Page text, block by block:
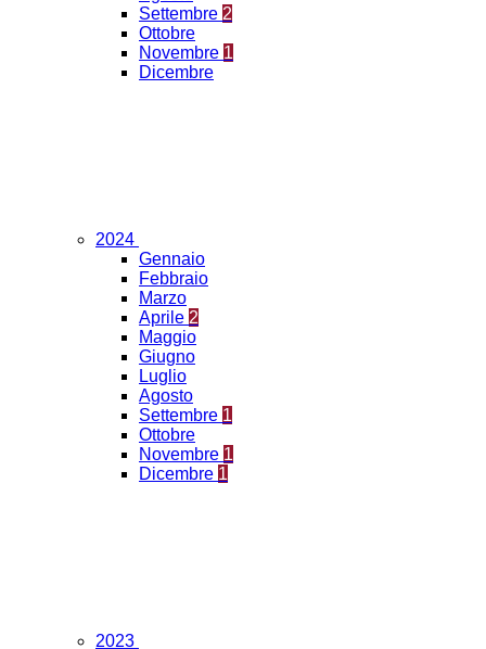
Settembre 2
Ottobre
Novembre 1
Dicembre
2024
Gennaio
Febbraio
Marzo
Aprile 2
Maggio
Giugno
Luglio
Agosto
Settembre 1
Ottobre
Novembre 1
Dicembre 1
2023